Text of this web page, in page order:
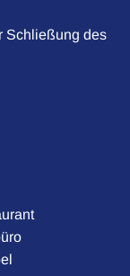
Schließung des